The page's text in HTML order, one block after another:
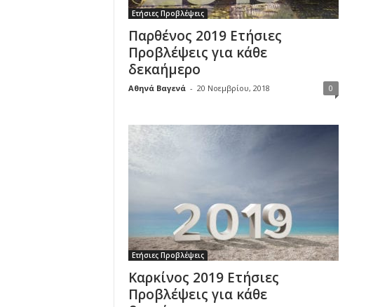
Ετήσιες Προβλέψεις
Παρθένος 2019 Ετήσιες
Προβλέψεις για κάθε
δεκαήμερο
Αθηνά Βαγενά - 20 Νοεμβρίου, 2018 0
Ετήσιες Προβλέψεις
Καρκίνος 2019 Ετήσιες
Προβλέψεις για κάθε